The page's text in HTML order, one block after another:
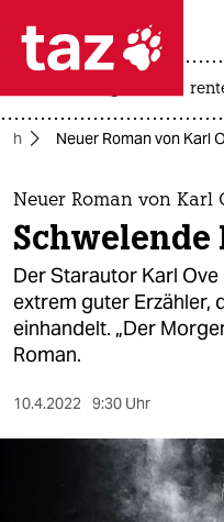
 taz
taz
themen
politik
öko
gesellschaft
kultur
sport
Neuer Roman von Karl
Neuer Roman von Karl
Der Starautor Karl
extrem guter Erzähler,
einhandelt. „Der
Roman.
10.4.2022 9:30 Uhr